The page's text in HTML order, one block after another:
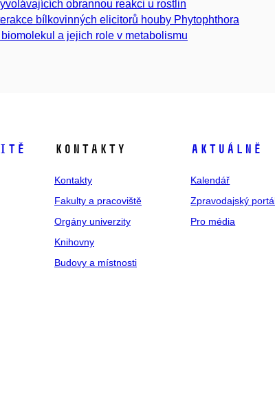
obrannou reakci u rostlin
bílkovinných elicitorů houby Phytophthora
a jejich role v metabolismu
Kontakty
Kontakty
Fakulty a pracoviště
Orgány univerzity
Knihovny
Budovy a místnosti
Aktuálně
Kalendář
Zpravodajský
Pro média